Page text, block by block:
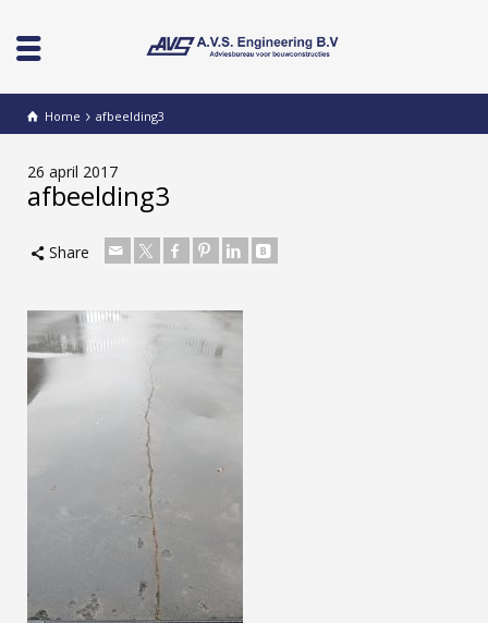
Home afbeelding3
26 april 2017
afbeelding3
Share